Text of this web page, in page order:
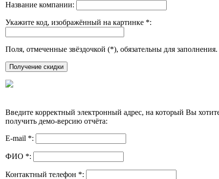
Название компании:
Укажите код, изображённый на картинке *:
Поля, отмеченные звёздочкой (*), обязательны для заполнения.
Введите корректный электронный адрес, на который Вы
получить демо-версию отчёта:
E-mail *:
ФИО *:
Контактный телефон *: